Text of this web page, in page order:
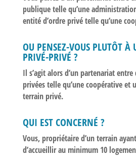
publiquetelle qu’une
entité d’ordre privételle qu’une
OU PENSEZ-VOUS PLUTÔT
PRIVÉ-PRIVÉ ?
Il s’agit alors d’un partenariat entre
privéestelle qu’une coopérative et
terrain privé.
QUI EST CONCERNÉ ?
Vous, propriétaire d’un terrain
d’accueillir au minimum 10